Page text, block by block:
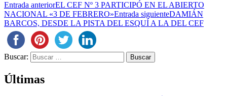
Entrada anteriorEL CEF Nº 3 PARTICIPÓ EN EL ABIERTO
NACIONAL «3 DE FEBRERO»Entrada siguienteDAMIÁN
BARCOS, DESDE LA PISTA DEL ESQUÍ A LA DEL CEF
Buscar:
Últimas